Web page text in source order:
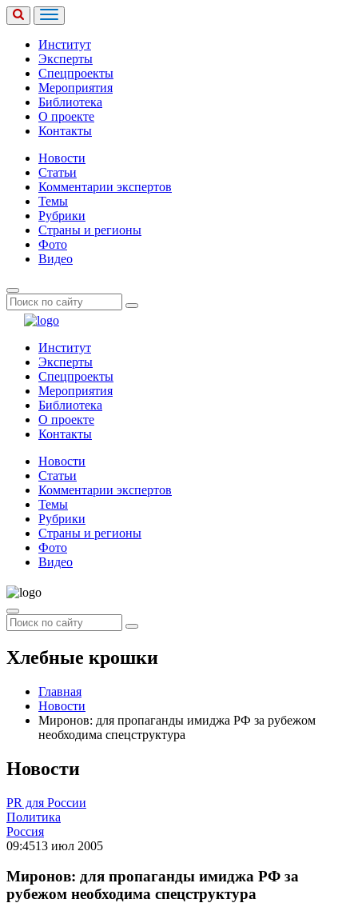
Институт
Эксперты
Спецпроекты
Мероприятия
Библиотека
О проекте
Контакты
Новости
Статьи
Комментарии экспертов
Темы
Рубрики
Страны и регионы
Фото
Видео
Институт
Эксперты
Спецпроекты
Мероприятия
Библиотека
О проекте
Контакты
Новости
Статьи
Комментарии экспертов
Темы
Рубрики
Страны и регионы
Фото
Видео
Хлебные крошки
Главная
Новости
Миронов: для пропаганды имиджа РФ за рубежом
необходима спецструктура
Новости
PR для России
Политика
Россия
09:4513 июл 2005
Миронов: для пропаганды имиджа РФ за
рубежом необходима спецструктура